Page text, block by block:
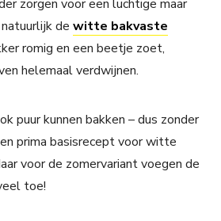
zorgen voor een luchtige maar
de witte bakvaste
romig en een beetje zoet,
helemaal verdwijnen.
puur kunnen bakken – dus zonder
prima basisrecept voor witte
voor de zomervariant voegen de
toe!